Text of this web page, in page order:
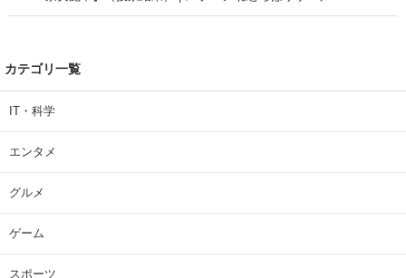
カテゴリ一覧
IT・科学
エンタメ
グルメ
ゲーム
スポーツ